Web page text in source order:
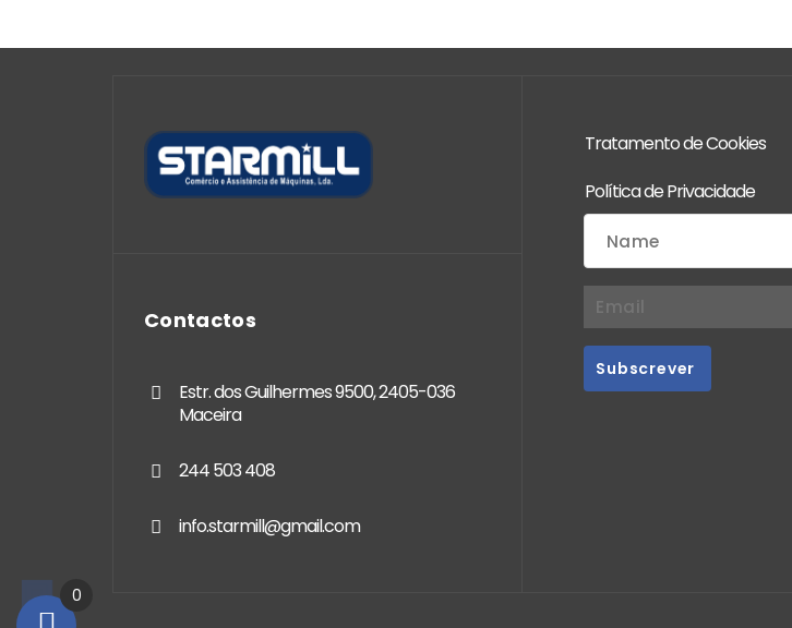
Contactos
Estr. dos Guilhermes 9500, 2405-036
Maceira
244 503 408
info.starmill@gmail.com
Tratamento de Cookies
Política de Privacidade
0